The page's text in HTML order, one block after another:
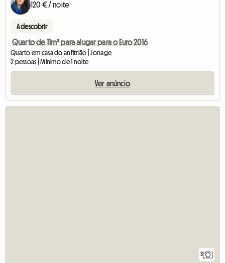
120 € / noite
A descobrir
Quarto de 11m² para alugar para o Euro 2016
Quarto em casa do anfitrião | Jonage
2 pessoas | Mínimo de 1 noite
Ver anúncio
3